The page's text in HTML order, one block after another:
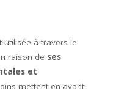
utilisée à travers le
raison de ses
et
mettent en avant